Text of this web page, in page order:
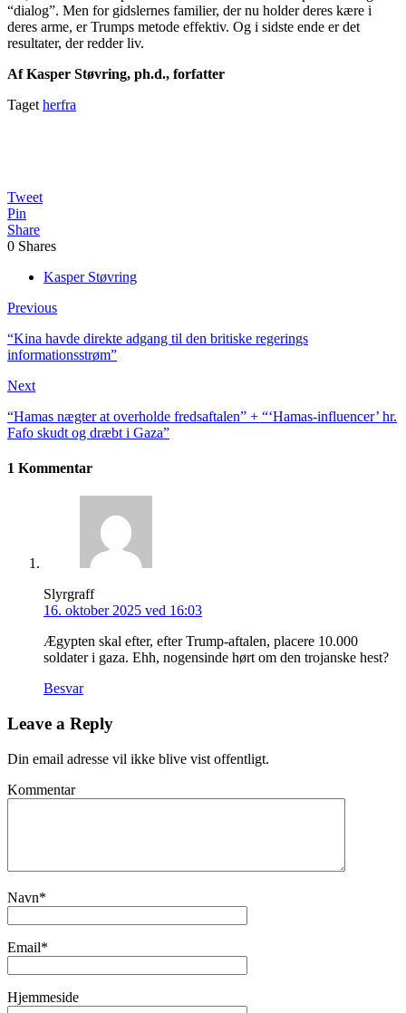
“dialog”. Men for gidslernes familier, der nu holder deres kære i
deres arme, er Trumps metode effektiv. Og i sidste ende er det
resultater, der redder liv.
Af Kasper Støvring, ph.d., forfatter
Taget herfra
Tweet
Pin
Share
0 Shares
Kasper Støvring
Previous
“Kina havde direkte adgang til den britiske regerings
informationsstrøm”
Next
“Hamas nægter at overholde fredsaftalen” + “‘Hamas-influencer’ hr.
Fafo skudt og dræbt i Gaza”
1 Kommentar
Slyrgraff
16. oktober 2025 ved 16:03
Ægypten skal efter, efter Trump-aftalen, placere 10.000
soldater i gaza. Ehh, nogensinde hørt om den trojanske hest?
Besvar
Leave a Reply
Din email adresse vil ikke blive vist offentligt.
Kommentar
Navn*
Email*
Hjemmeside